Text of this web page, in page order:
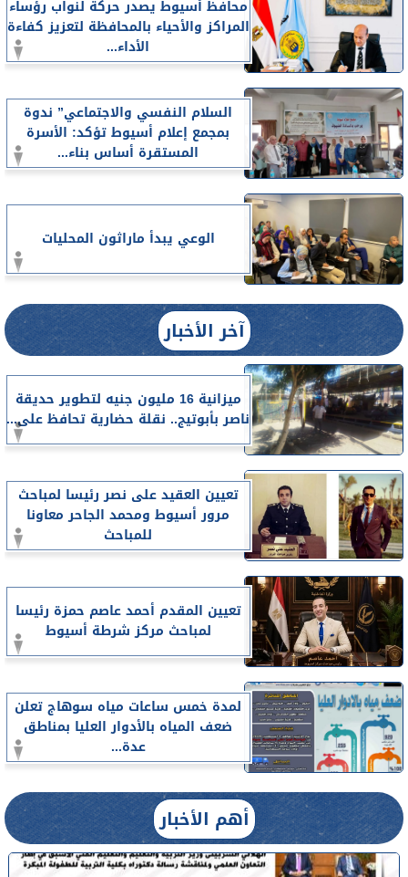
محافظ أسيوط يصدر حركة لنواب رؤساء
المراكز والأحياء بالمحافظة لتعزيز كفاءة
الأداء...
السلام النفسي والاجتماعي” ندوة
بمجمع إعلام أسيوط تؤكد: الأسرة
المستقرة أساس بناء...
الوعي يبدأ ماراثون المحليات
آخر الأخبار
ميزانية 16 مليون جنيه لتطوير حديقة
ناصر بأبوتيج.. نقلة حضارية تحافظ على...
تعيين العقيد على نصر رئيسا لمباحث
مرور أسيوط ومحمد الجاحر معاونا
للمباحث
تعيين المقدم أحمد عاصم حمزة رئيسا
لمباحث مركز شرطة أسيوط
لمدة خمس ساعات مياه سوهاج تعلن
ضعف المياه بالأدوار العليا بمناطق
عدة...
أهم الأخبار